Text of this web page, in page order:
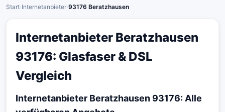
Start›Internetanbieter›93176 Beratzhausen
Internetanbieter Beratzhausen
93176: Glasfaser & DSL
Vergleich
Internetanbieter Beratzhausen 93176: Alle